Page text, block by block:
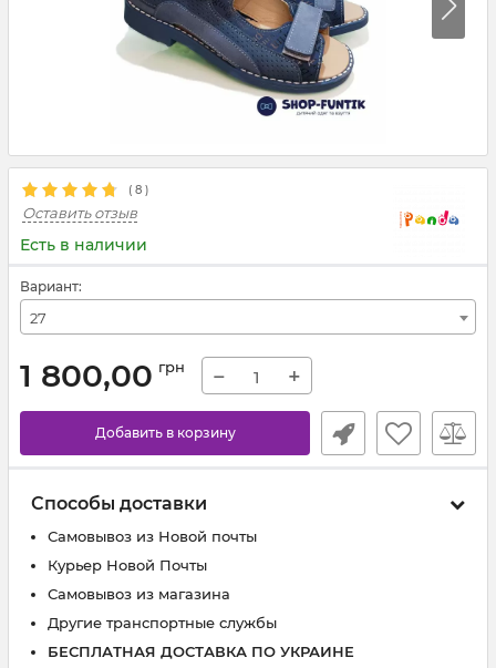
( 8 )
Оставить отзыв
Есть в наличии
Вариант:
27
1 800,00 грн − +
Добавить в корзину
Способы доставки
Самовывоз из Новой почты
Курьер Новой Почты
Самовывоз из магазина
Другие транспортные службы
БЕСПЛАТНАЯ ДОСТАВКА ПО УКРАИНЕ